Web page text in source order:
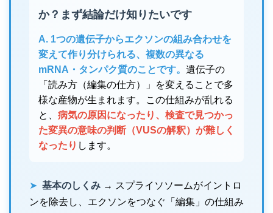
か？まず結論だけ知りたいです
A. 1つの遺伝子からエクソンの組み合わせを
変えて作り分けられる、複数の異なる
mRNA・タンパク質のことです。 遺伝子の
「読み方（編集の仕方）」を変えることで多
様な産物が生まれます。この仕組みが乱れる
と、 病気の原因になったり、検査で見つかっ
た変異の意味の判断（VUSの解釈）が難しく
なったり します。
➤ 基本のしくみ → スプライソソームがイントロ
ンを除去し、エクソンをつなぐ「編集」の仕組み